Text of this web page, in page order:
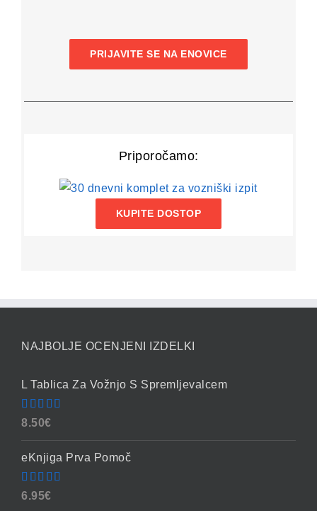
PRIJAVITE SE NA ENOVICE
Priporočamo:
KUPITE DOSTOP
NAJBOLJE OCENJENI IZDELKI
L Tablica Za Vožnjo S Spremljevalcem
Ocenjeno
8.50€
eKnjiga Prva Pomoč
Ocenjeno
6.95€